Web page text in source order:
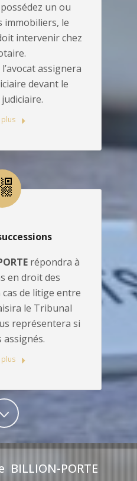
un ou
immobiliers, le
intervenir chez
assignera
devant le
plus
répondra à
en droit des
de litige entre
le Tribunal
représentera si
assignés.
plus
PORTE